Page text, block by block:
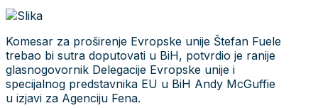
Komesar za proširenje Evropske unije Štefan Fuele
trebao bi sutra doputovati u BiH, potvrdio je ranije
glasnogovornik Delegacije Evropske unije i
specijalnog predstavnika EU u BiH Andy McGuffie
u izjavi za Agenciju Fena.